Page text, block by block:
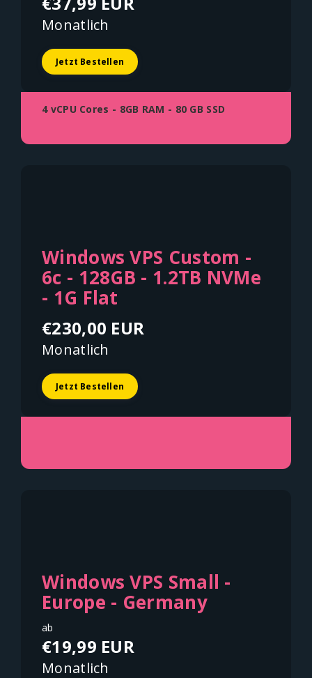
Monatlich
Jetzt Bestellen
4 vCPU Cores - 8GB RAM - 80 GB SSD
Windows VPS Custom -
6c - 128GB - 1.2TB NVMe
- 1G Flat
€230,00 EUR
Monatlich
Jetzt Bestellen
Windows VPS Small -
Europe - Germany
ab
€19,99 EUR
Monatlich